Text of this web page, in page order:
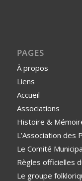
PAGES
À propos
Liens
Accueil
Associations
Histoire &
L’Association des
Le Comité
Règles officielles
Le groupe